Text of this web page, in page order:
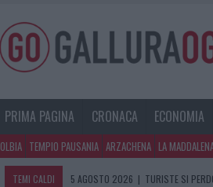
PRIMA PAGINA CRONACA ECONOMIA
OLBIA TEMPIO PAUSANIA ARZACHENA LA
TEMI CALDI 5 AGOSTO 2026 | TURISTE SI
5 AGOSTO 2026 | METEO OLBIA 6